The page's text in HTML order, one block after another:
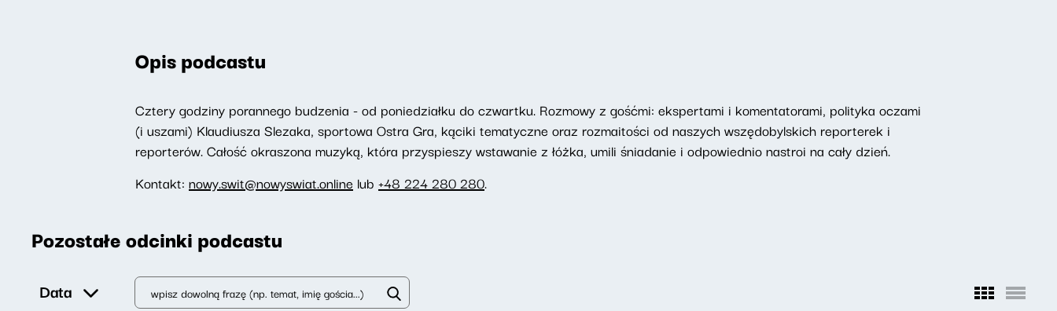
Opis podcastu
Cztery godziny porannego budzenia - od poniedziałku do czwartku. Rozmowy z gośćmi: ekspertami i komentatorami, polityka oczami
(i uszami) Klaudiusza Slezaka, sportowa Ostra Gra, kąciki tematyczne oraz rozmaitości od naszych wszędobylskich reporterek i
reporterów. Całość okraszona muzyką, która przyspieszy wstawanie z łóżka, umili śniadanie i odpowiednio nastroi na cały dzień.
Kontakt: nowy.swit@nowyswiat.online lub +48 224 280 280.
Pozostałe odcinki podcastu
Data